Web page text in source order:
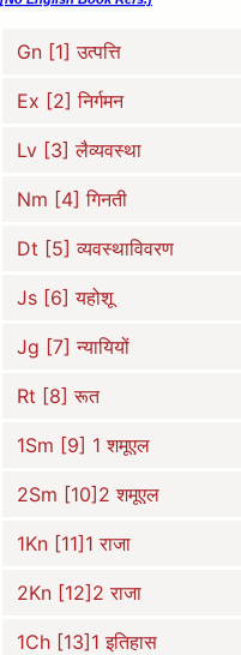
Gn [1] उत्पत्ति
Ex [2] निर्गमन
Lv [3] लैव्यवस्था
Nm [4] गिनती
Dt [5] व्यवस्थाविवरण
Js [6] यहोशू
Jg [7] न्यायियों
Rt [8] रूत
1Sm [9] 1 शमूएल
2Sm [10]2 शमूएल
1Kn [11]1 राजा
2Kn [12]2 राजा
1Ch [13]1 इतिहास